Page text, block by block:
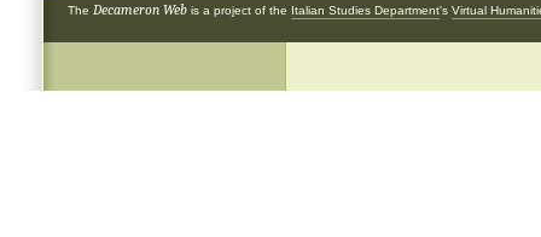
The Decameron Web is a project of the Italian Studies Department's Virtual